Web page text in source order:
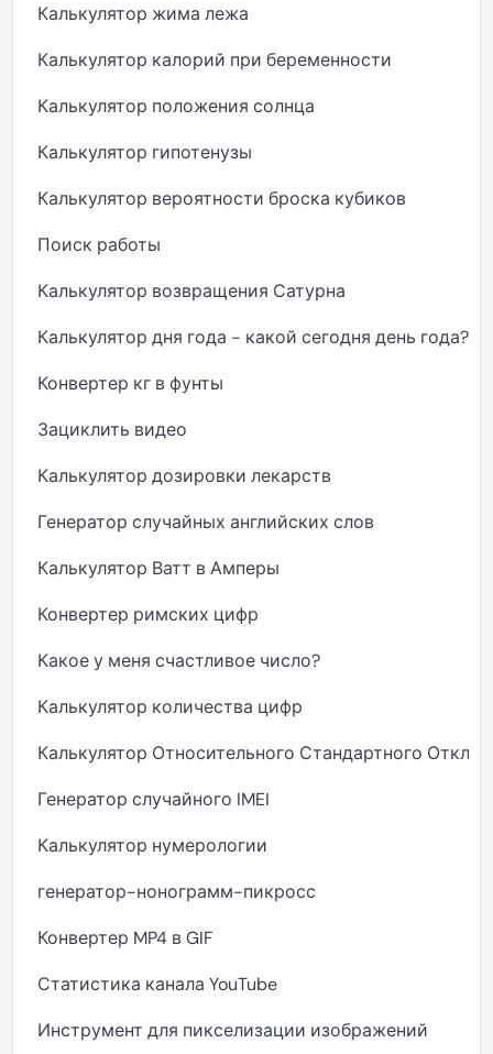
Калькулятор жима лежа
Калькулятор калорий при беременности
Калькулятор положения солнца
Калькулятор гипотенузы
Калькулятор вероятности броска кубиков
Поиск работы
Калькулятор возвращения Сатурна
Калькулятор дня года - какой сегодня день года?
Конвертер кг в фунты
Зациклить видео
Калькулятор дозировки лекарств
Генератор случайных английских слов
Калькулятор Ватт в Амперы
Конвертер римских цифр
Какое у меня счастливое число?
Калькулятор количества цифр
Калькулятор Относительного Стандартного
Генератор случайного IMEI
Калькулятор нумерологии
генератор-нонограмм-пикросс
Конвертер MP4 в GIF
Статистика канала YouTube
Инструмент для пикселизации изображений